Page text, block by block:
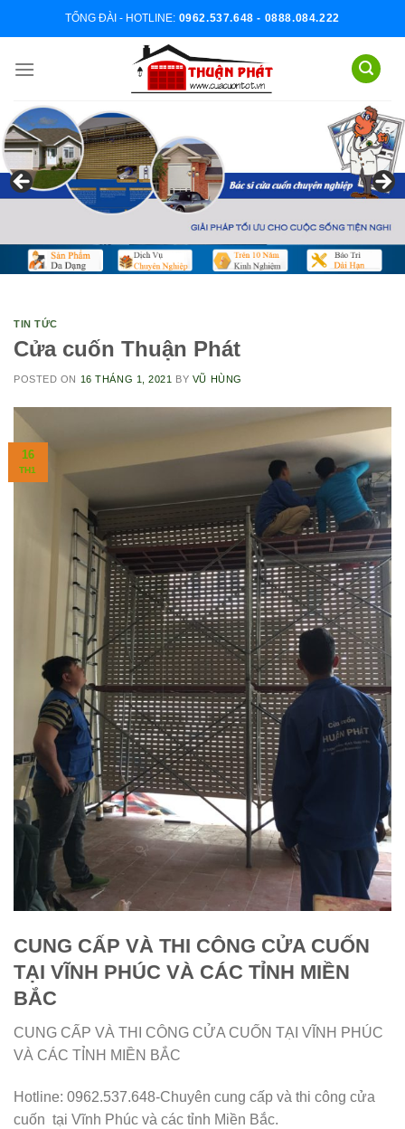
TỔNG ĐÀI - HOTLINE: 0962.537.648 - 0888.084.222
TIN TỨC
Cửa cuốn Thuận Phát
POSTED ON 16 THÁNG 1, 2021 BY VŨ HÙNG
16
TH1
CUNG CẤP VÀ THI CÔNG CỬA CUỐN
TẠI VĨNH PHÚC VÀ CÁC TỈNH MIỀN
BẮC
CUNG CẤP VÀ THI CÔNG CỬA CUỐN TẠI VĨNH PHÚC
VÀ CÁC TỈNH MIỀN BẮC
Hotline: 0962.537.648-Chuyên cung cấp và thi công cửa
cuốn tại Vĩnh Phúc và các tỉnh Miền Bắc.